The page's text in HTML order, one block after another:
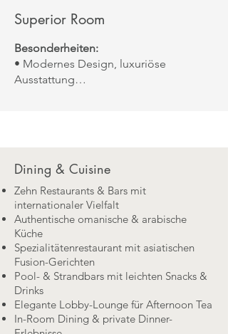
Superior Room
Besonderheiten:
• Modernes Design, luxuriöse
Ausstattung
Dining & Cuisine
Zehn Restaurants & Bars mit
internationaler Vielfalt
Authentische omanische & arabische
Küche
Spezialitätenrestaurant mit asiatischen
Fusion-Gerichten
Pool- & Strandbars mit leichten Snacks &
Drinks
Elegante Lobby-Lounge für Afternoon Tea
In-Room Dining & private Dinner-